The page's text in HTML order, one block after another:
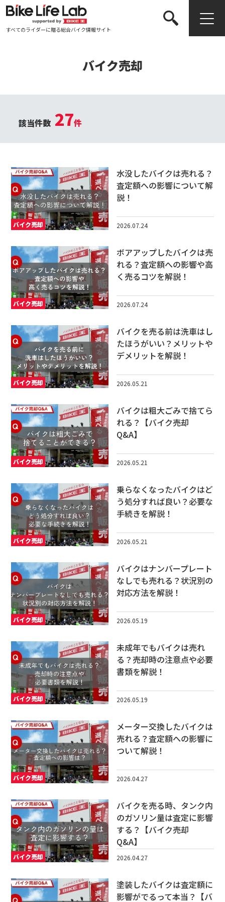
すべてのライダーに贈る総合バイク情報サイト
バイク売却
該当件数 27件
バイク売却
水没したバイクは売れる？
査定額への影響について解
説！
2026.07.24
バイク売却
ボアアップしたバイクは売
れる？査定額への影響や高
く売るコツを解説！
2026.07.24
バイク売却
バイクを売る前は洗車はし
たほうがいい？メリットや
デメリットを解説！
2026.05.21
バイク売却
バイクは粗大ごみで捨てら
れる？【バイク売却
Q&A】
2026.05.21
バイク売却
乗らなくなったバイクはど
う処分すれば良い？必要な
手続きを解説！
2026.05.21
バイク売却
バイクはナンバープレート
なしでも売れる？状況別の
対応方法を解説！
2026.05.19
バイク売却
未成年でもバイクは売れ
る？売却時の注意点や必要
書類を解説！
2026.05.19
バイク売却
メーター交換したバイクは
売れる？査定額への影響に
ついて解説！
2026.04.27
バイク売却
バイクを売る時、タンク内
のガソリン量は査定に影響
する？【バイク売却
Q&A】
2026.04.27
塗装したバイクは査定額に
影響がでるって本当？【バ